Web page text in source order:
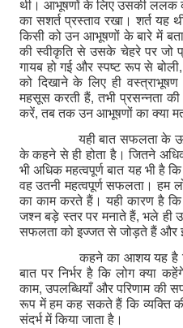
थी। आभूषणों के लिए उसकी ललक
का सशर्त प्रस्ताव रखा। शर्त यह
किसी को उन आभूषणों के बारे में
की स्वीकृति से उसके चेहरे पर जो
गायब हो गई और स्पष्ट रूप से बोली
को दिखाने के लिए ही
महसूस करती हैं,तभी प्रसन्नता
करें,तब तक उन आभूषणों का क्या
यही बात सफलता के
के कहने से ही होता है। जितने
भी अधिक महत्वपूर्ण बात यह भी है
वह उतनी महत्वपूर्ण सफलता। हम
का काम करते हैं। यही कारण है
जश्न बड़े स्तर पर मनाते हैं,भले ही
सफलता को इज्जत से जोड़ते हैं और
कहने का आशय यह है
बात पर निर्भर है कि लोग क्या
काम,उपलब्धियाँ और परिणाम की
रूप में हम कह सकते हैं कि व्यक्ति
संदर्भ में किया जाता है।